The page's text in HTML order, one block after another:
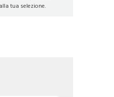
tua selezione.